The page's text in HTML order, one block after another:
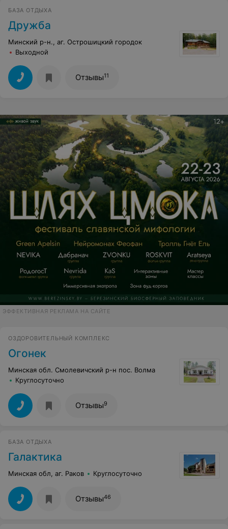
БАЗА ОТДЫХА
Дружба
Минский р-н., аг. Острошицкий городок
Выходной
Отзывы11
ЭФФЕКТИВНАЯ РЕКЛАМА НА САЙТЕ
ОЗДОРОВИТЕЛЬНЫЙ КОМПЛЕКС
Огoнек
Минская обл. Смолевичский р-н пос. Волма
Круглосуточно
Отзывы9
БАЗА ОТДЫХА
Галактика
Минская обл, аг. Раков Круглосуточно
Отзывы46